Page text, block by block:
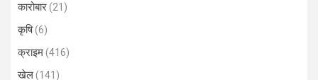
कारोबार(21)
कृषि(6)
क्राइम(416)
खेल(141)